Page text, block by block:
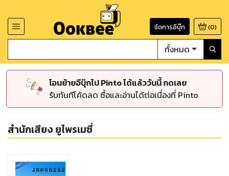
จัดการอีบุ๊ก (0)
ทั้งหมด
โอนย้ายอีบุ๊กไป Pinto ได้แล้ววันนี้ กดเลย
รับทันทีโค้ดลด ซื้อและอ่านได้ต่อเนื่องที่ Pinto
สำนักเสียง ยูไพรเมซี่